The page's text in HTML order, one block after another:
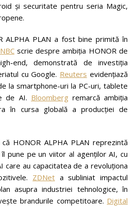
și securitate pentru seria Magic,
ALPHA PLAN a fost bine primită în
scrie despre ambiția HONOR de
end, demonstrată de investiția
cu Google. Reuters evidențiază
la smartphone-uri la PC-uri, tablete
de AI. Bloombergremarcă ambiția
în cursa globală a producției de
HONOR ALPHA PLAN reprezintă
pune pe un viitor al agenților AI, cu
care au capacitatea de a revoluționa
ZDNet a subliniat impactul
asupra industriei tehnologice, în
brandurile competitoare. Digital